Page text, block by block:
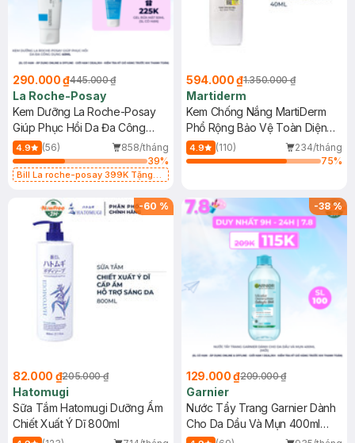
290.000 ₫445.000 ₫
La Roche-Posay
Kem Dưỡng La Roche-Posay
Giúp Phục Hồi Da Đa Công
Dụng 40ml
4.9 (56)
858/tháng
39%
Bill La roche-posay 399K Tặng
(SL có hạn)
594.000 ₫1.350.000 ₫
Martiderm
Kem Chống Nắng MartiDerm
Phổ Rộng Bảo Vệ Toàn Diện
40ml
4.9 (110)
234/tháng
75%
-60 %
82.000 ₫205.000 ₫
Hatomugi
Sữa Tắm Hatomugi Dưỡng Ẩm
Chiết Xuất Ý Dĩ 800ml
-38%
129.000 ₫209.000 ₫
Garnier
Nước Tẩy Trang Garnier Dành
Cho Da Dầu Và Mụn 400ml
(Mới)